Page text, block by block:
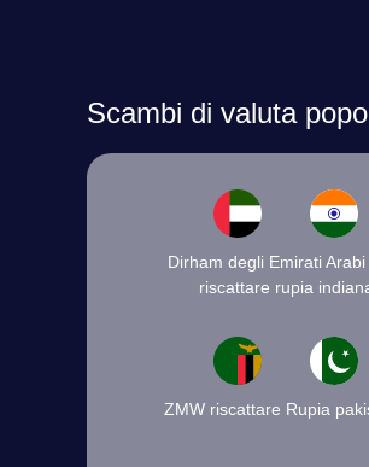
Scambi di valuta
Dirham degli Emirati Arabi
riscattare rupia
ZMW riscattare Rupia